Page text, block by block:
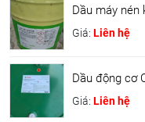
Dầu máy nén
Giá: Liên hệ
Dầu động cơ
Giá: Liên hệ